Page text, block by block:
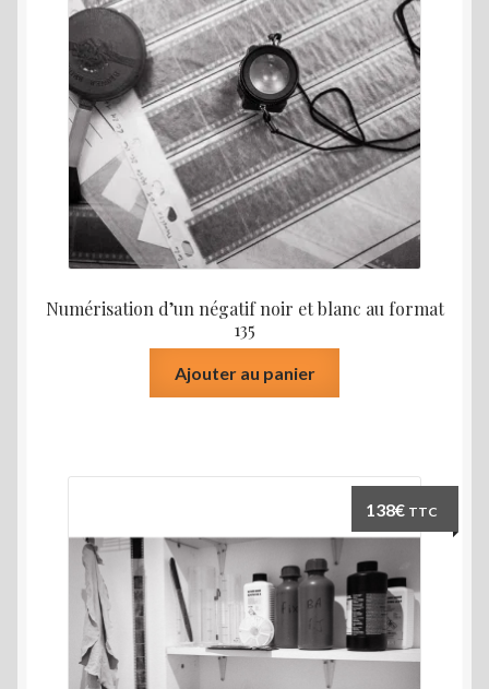
Numérisation d’un négatif noir et blanc au format
135
Ajouter au panier
138€ TTC